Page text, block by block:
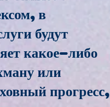
в
будут
какое-либо
или
прогресс,